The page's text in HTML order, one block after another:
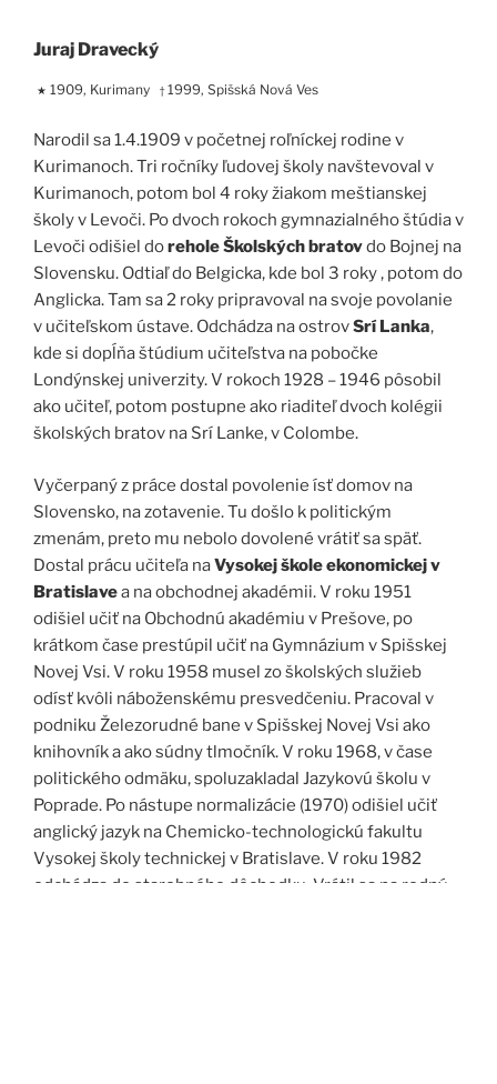
Juraj Dravecký
★ 1909, Kurimany †1999, Spišská Nová Ves
Narodil sa 1.4.1909 v početnej roľníckej rodine v
Kurimanoch. Tri ročníky ľudovej školy navštevoval v
Kurimanoch, potom bol 4 roky žiakom meštianskej
školy v Levoči. Po dvoch rokoch gymnazialného štúdia v
Levoči odišiel dorehole Školských bratovdo Bojnej na
Slovensku. Odtiaľ do Belgicka, kde bol 3 roky , potom do
Anglicka. Tam sa 2 roky pripravoval na svoje povolanie
v učiteľskom ústave. Odchádza na ostrovSrí Lanka,
kde si dopĺňa štúdium učiteľstva na pobočke
Londýnskej univerzity. V rokoch 1928 – 1946 pôsobil
ako učiteľ, potom postupne ako riaditeľ dvoch kolégii
školských bratov na Srí Lanke, v Colombe.
Vyčerpaný z práce dostal povolenie ísť domov na
Slovensko, na zotavenie. Tu došlo k politickým
zmenám, preto mu nebolo dovolené vrátiť sa späť.
Dostal prácu učiteľa naVysokej škole ekonomickej v
Bratislavea na obchodnej akadémii. V roku 1951
odišiel učiť na Obchodnú akadémiu v Prešove, po
krátkom čase prestúpil učiť na Gymnázium v Spišskej
Novej Vsi. V roku 1958 musel zo školských služieb
odísť kvôli náboženskému presvedčeniu. Pracoval v
podniku Železorudné bane v Spišskej Novej Vsi ako
knihovník a ako súdny tlmočník. V roku 1968, v čase
politického odmäku, spoluzakladal Jazykovú školu v
Poprade. Po nástupe normalizácie (1970) odišiel učiť
anglický jazyk na Chemicko-technologickú fakultu
Vysokej školy technickej v Bratislave. V roku 1982
odchádza do starobného dôchodku. Vrátil sa na rodný